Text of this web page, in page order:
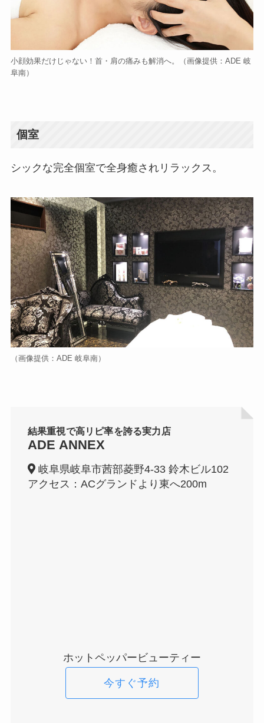
小顔効果だけじゃない！首・肩の痛みも解消へ。（画像提供：ADE 岐
阜南）
個室
シックな完全個室で全身癒されリラックス。
（画像提供：ADE 岐阜南）
結果重視で高リピ率を誇る実力店
ADE ANNEX
岐阜県岐阜市茜部菱野4-33 鈴木ビル102
アクセス：ACグランドより東へ200m
ホットペッパービューティー
今すぐ予約